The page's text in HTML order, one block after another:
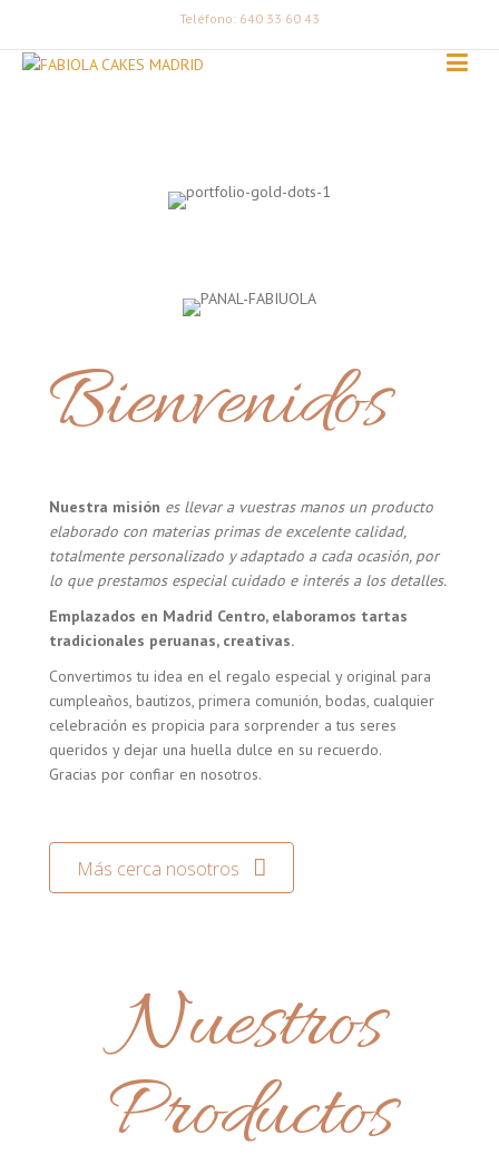
Teléfono: 640 33 60 43
Bienvenidos
Nuestra misión es llevar a vuestras manos un producto
elaborado con materias primas de excelente calidad,
totalmente personalizado y adaptado a cada ocasión, por
lo que prestamos especial cuidado e interés a los detalles.
Emplazados en Madrid Centro, elaboramos tartas
tradicionales peruanas, creativas.
Convertimos tu idea en el regalo especial y original para
cumpleaños, bautizos, primera comunión, bodas, cualquier
celebración es propicia para sorprender a tus seres
queridos y dejar una huella dulce en su recuerdo.
Gracias por confiar en nosotros.
Más cerca nosotros
Nuestros
Productos